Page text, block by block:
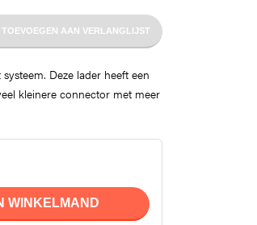
TOEVOEGEN AAN VERLANGLIJST
Deze lader heeft een
kleinere connector met meer
WINKELMAND